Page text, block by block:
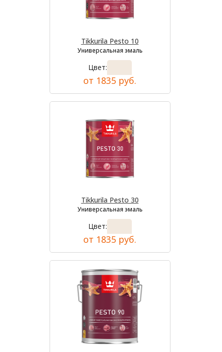
Tikkurila Pesto 10
Универсальная эмаль
Цвет:
от 1835 руб.
Tikkurila Pesto 30
Универсальная эмаль
Цвет:
от 1835 руб.